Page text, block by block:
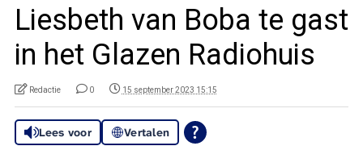
Liesbeth van Boba te gast
in het Glazen Radiohuis
Redactie 0 15 september 2023 15:15
Lees voor Vertalen